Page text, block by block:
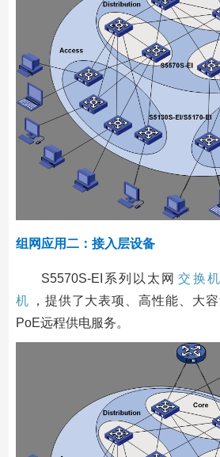
组网应用二：接入层设备
S5570S-EI系列以太网 交换机
机
，提供了大表项、高性能、大
PoE远程供电服务。